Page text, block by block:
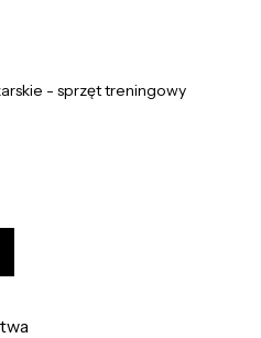
- sprzęt treningowy